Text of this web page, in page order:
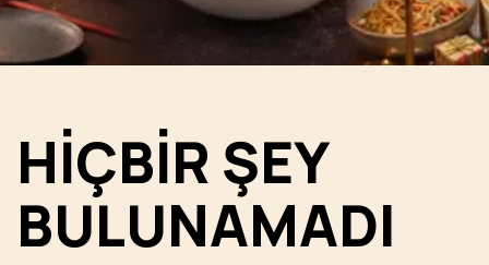
HIÇBIR ŞEY
BULUNAMADI